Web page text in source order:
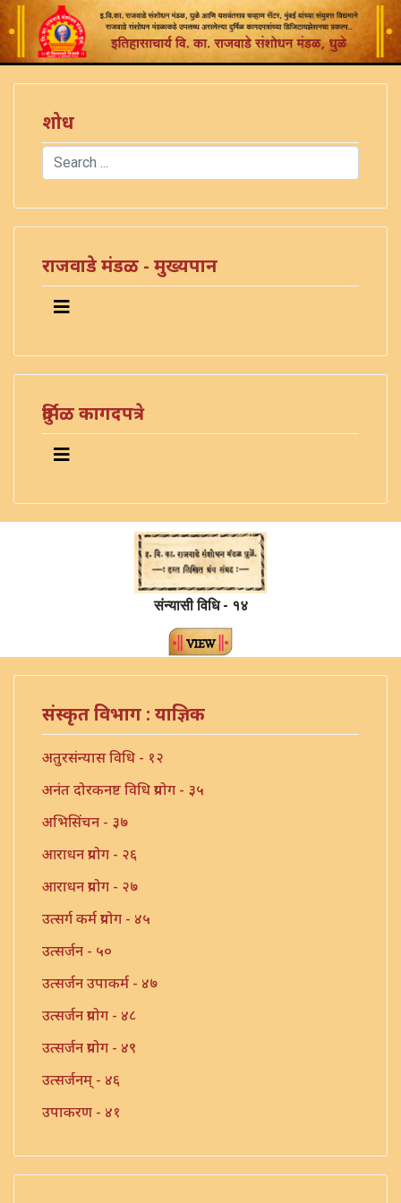
शोध
Search
राजवाडे मंडळ - मुख्यपान
दुर्मिळ कागदपत्रे
संन्यासी विधि - १४
संस्कृत विभाग : याज्ञिक
अतुरसंन्यास विधि - १२
अनंत दोरकनष्ट विधि प्रयोग - ३५
अभिसिंचन - ३७
आराधन प्रयोग - २६
आराधन प्रयोग - २७
उत्सर्ग कर्म प्रयोग - ४५
उत्सर्जन - ५०
उत्सर्जन उपाकर्म - ४७
उत्सर्जन प्रयोग - ४८
उत्सर्जन प्रयोग - ४९
उत्सर्जनम् - ४६
उपाकरण - ४१
उपाकर्म - ४३